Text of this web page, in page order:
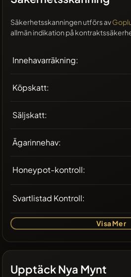
Säkerhetsskanningen utförs av
allmän indikation på
Innehavarräkning:
Köpskatt:
Säljskatt:
Ägarinnehav:
Honeypot-kontroll:
Svartlistad Kontroll:
Visa Mer
Upptäck Nya Mynt